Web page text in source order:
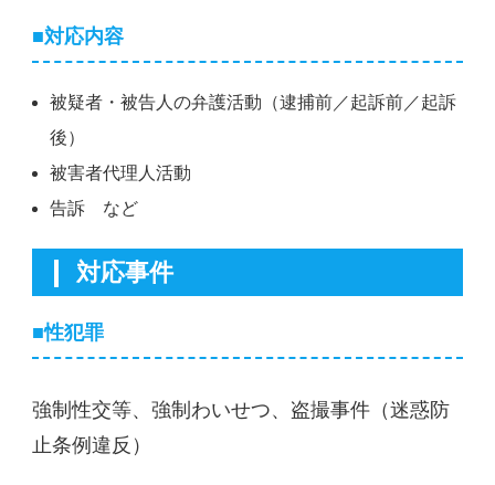
■対応内容
被疑者・被告人の弁護活動（逮捕前／起訴前／起訴
後）
被害者代理人活動
告訴 など
対応事件
■性犯罪
強制性交等、強制わいせつ、盗撮事件（迷惑防
止条例違反）